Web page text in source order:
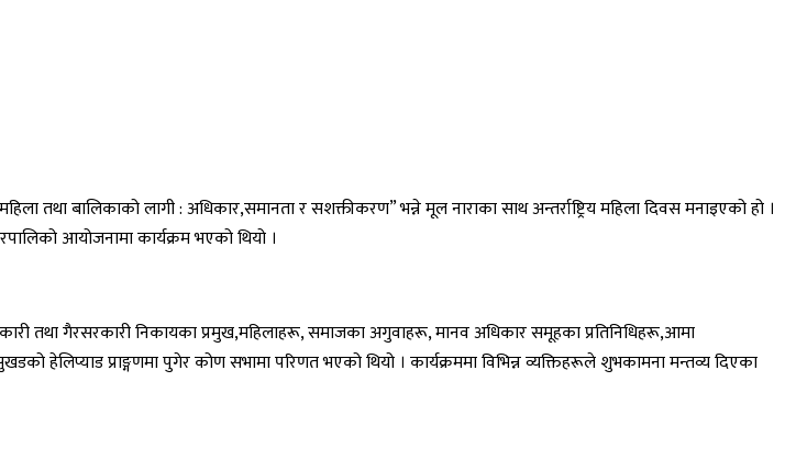
तथा बालिकाको लागी : अधिकार,समानता र सशक्तीकरण” भन्ने मूल नाराका साथ अन्तर्राष्ट्रिय महिला दिवस मनाइएको हो ।
आयोजनामा कार्यक्रम भएको थियो ।
तथा गैरसरकारी निकायका प्रमुख,महिलाहरू, समाजका अगुवाहरू, मानव अधिकार समूहका प्रतिनिधिहरू,आमा
हेलिप्याड प्राङ्गणमा पुगेर कोण सभामा परिणत भएको थियो । कार्यक्रममा विभिन्न व्यक्तिहरूले शुभकामना मन्तव्य दिएका